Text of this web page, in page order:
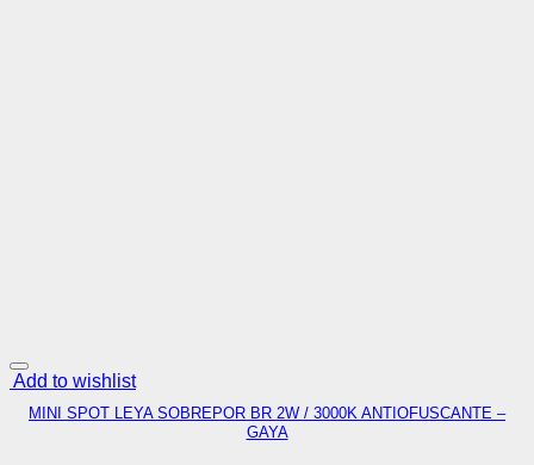
Add to wishlist
MINI SPOT LEYA SOBREPOR BR 2W / 3000K ANTIOFUSCANTE –
GAYA